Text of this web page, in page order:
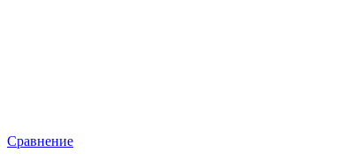
Сравнение